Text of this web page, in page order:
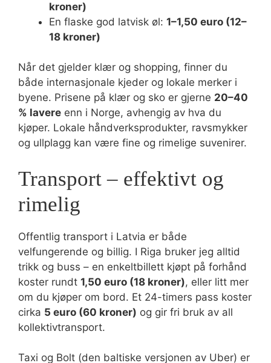
kroner)
En flaske god latvisk øl: 1–1,50 euro (12–
18 kroner)
Når det gjelder klær og shopping, finner du
både internasjonale kjeder og lokale merker i
byene. Prisene på klær og sko er gjerne 20–40
% lavere enn i Norge, avhengig av hva du
kjøper. Lokale håndverksprodukter, ravsmykker
og ullplagg kan være fine og rimelige suvenirer.
Transport – effektivt og
rimelig
Offentlig transport i Latvia er både
velfungerende og billig. I Riga bruker jeg alltid
trikk og buss – en enkeltbillett kjøpt på forhånd
koster rundt 1,50 euro (18 kroner), eller litt mer
om du kjøper om bord. Et 24-timers pass koster
cirka 5 euro (60 kroner) og gir fri bruk av all
kollektivtransport.
Taxi og Bolt (den baltiske versjonen av Uber) er